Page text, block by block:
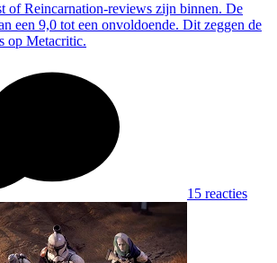
of Reincarnation-reviews zijn binnen. De
een 9,0 tot een onvoldoende. Dit zeggen de
op Metacritic.
15 reacties